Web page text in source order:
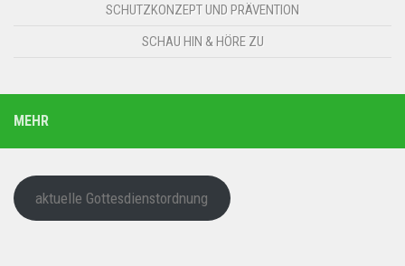
SCHUTZKONZEPT UND PRÄVENTION
SCHAU HIN & HÖRE ZU
MEHR
aktuelle Gottesdienstordnung